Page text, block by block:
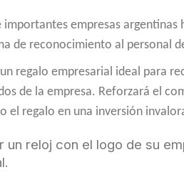
importantes empresas
de reconocimiento al personal
regalo empresarial ideal para
de la empresa. Reforzará el
el regalo en una inversión
un reloj con el logo de su